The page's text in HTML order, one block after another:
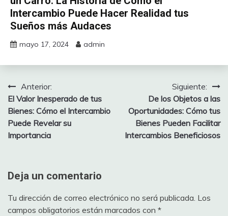
Intercambio Puede Hacer Realidad tus
Sueños más Audaces
mayo 17, 2024 admin
Navegación
de
entradas
Anterior:
El Valor Inesperado de tus
Bienes: Cómo el Intercambio
Puede Revelar su
Importancia
Siguiente:
De los Objetos a las
Oportunidades: Cómo tus
Bienes Pueden Facilitar
Intercambios Beneficiosos
Deja un comentario
Tu dirección de correo electrónico no será publicada. Los
campos obligatorios están marcados con *